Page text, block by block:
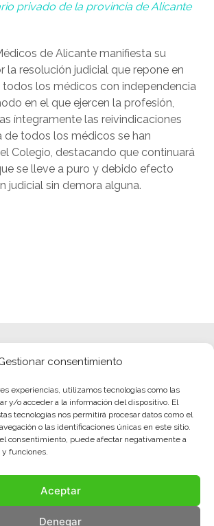
consentimiento
experiencias, utilizamos tecnologías como las
y/o acceder a la información del dispositivo. El
tecnologías nos permitirá procesar datos como el
o las identificaciones únicas en este sitio.
consentimiento, puede afectar negativamente a
y funciones.
Aceptar
Denegar
privado de la provincia de Alicante
de Alicante manifiesta su
la resolución judicial que repone en
todos los médicos con independencia
en el que ejercen la profesión,
íntegramente las reivindicaciones
de todos los médicos se han
Colegio, destacando que continuará
se lleve a puro y debido efecto
judicial sin demora alguna.